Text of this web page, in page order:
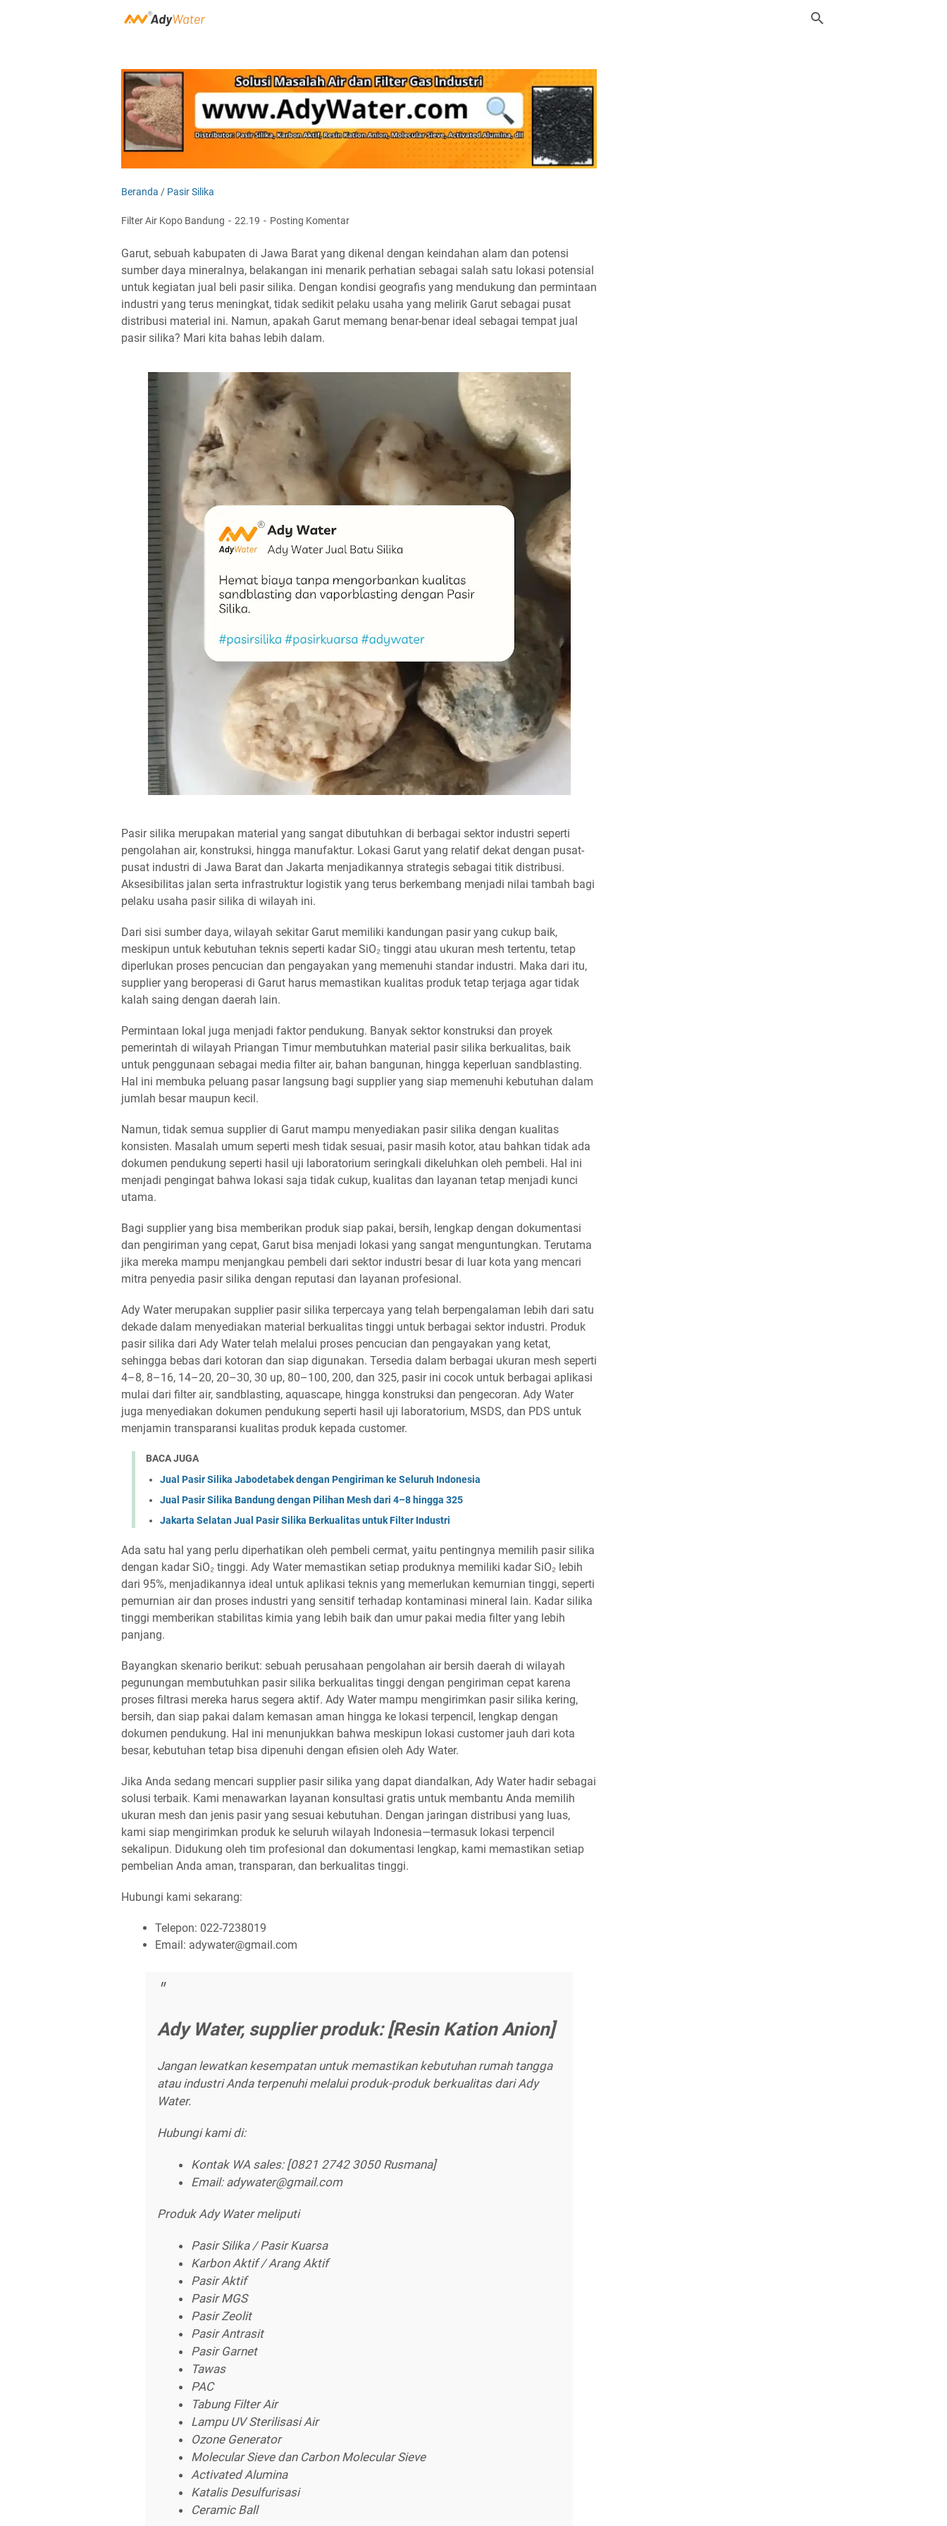
Beranda / Pasir Silika
Filter Air Kopo Bandung 22.19 Posting Komentar
Garut, sebuah kabupaten di Jawa Barat yang dikenal dengan keindahan alam dan potensi
sumber daya mineralnya, belakangan ini menarik perhatian sebagai salah satu lokasi potensial
untuk kegiatan jual beli pasir silika. Dengan kondisi geografis yang mendukung dan permintaan
industri yang terus meningkat, tidak sedikit pelaku usaha yang melirik Garut sebagai pusat
distribusi material ini. Namun, apakah Garut memang benar-benar ideal sebagai tempat jual
pasir silika? Mari kita bahas lebih dalam.
Pasir silika merupakan material yang sangat dibutuhkan di berbagai sektor industri seperti
pengolahan air, konstruksi, hingga manufaktur. Lokasi Garut yang relatif dekat dengan pusat-
pusat industri di Jawa Barat dan Jakarta menjadikannya strategis sebagai titik distribusi.
Aksesibilitas jalan serta infrastruktur logistik yang terus berkembang menjadi nilai tambah bagi
pelaku usaha pasir silika di wilayah ini.
Dari sisi sumber daya, wilayah sekitar Garut memiliki kandungan pasir yang cukup baik,
meskipun untuk kebutuhan teknis seperti kadar SiO₂ tinggi atau ukuran mesh tertentu, tetap
diperlukan proses pencucian dan pengayakan yang memenuhi standar industri. Maka dari itu,
supplier yang beroperasi di Garut harus memastikan kualitas produk tetap terjaga agar tidak
kalah saing dengan daerah lain.
Permintaan lokal juga menjadi faktor pendukung. Banyak sektor konstruksi dan proyek
pemerintah di wilayah Priangan Timur membutuhkan material pasir silika berkualitas, baik
untuk penggunaan sebagai media filter air, bahan bangunan, hingga keperluan sandblasting.
Hal ini membuka peluang pasar langsung bagi supplier yang siap memenuhi kebutuhan dalam
jumlah besar maupun kecil.
Namun, tidak semua supplier di Garut mampu menyediakan pasir silika dengan kualitas
konsisten. Masalah umum seperti mesh tidak sesuai, pasir masih kotor, atau bahkan tidak ada
dokumen pendukung seperti hasil uji laboratorium seringkali dikeluhkan oleh pembeli. Hal ini
menjadi pengingat bahwa lokasi saja tidak cukup, kualitas dan layanan tetap menjadi kunci
utama.
Bagi supplier yang bisa memberikan produk siap pakai, bersih, lengkap dengan dokumentasi
dan pengiriman yang cepat, Garut bisa menjadi lokasi yang sangat menguntungkan. Terutama
jika mereka mampu menjangkau pembeli dari sektor industri besar di luar kota yang mencari
mitra penyedia pasir silika dengan reputasi dan layanan profesional.
Ady Water merupakan supplier pasir silika terpercaya yang telah berpengalaman lebih dari satu
dekade dalam menyediakan material berkualitas tinggi untuk berbagai sektor industri. Produk
pasir silika dari Ady Water telah melalui proses pencucian dan pengayakan yang ketat,
sehingga bebas dari kotoran dan siap digunakan. Tersedia dalam berbagai ukuran mesh seperti
4–8, 8–16, 14–20, 20–30, 30 up, 80–100, 200, dan 325, pasir ini cocok untuk berbagai aplikasi
mulai dari filter air, sandblasting, aquascape, hingga konstruksi dan pengecoran. Ady Water
juga menyediakan dokumen pendukung seperti hasil uji laboratorium, MSDS, dan PDS untuk
menjamin transparansi kualitas produk kepada customer.
BACA JUGA
Jual Pasir Silika Jabodetabek dengan Pengiriman ke Seluruh Indonesia
Jual Pasir Silika Bandung dengan Pilihan Mesh dari 4–8 hingga 325
Jakarta Selatan Jual Pasir Silika Berkualitas untuk Filter Industri
Ada satu hal yang perlu diperhatikan oleh pembeli cermat, yaitu pentingnya memilih pasir silika
dengan kadar SiO₂ tinggi. Ady Water memastikan setiap produknya memiliki kadar SiO₂ lebih
dari 95%, menjadikannya ideal untuk aplikasi teknis yang memerlukan kemurnian tinggi, seperti
pemurnian air dan proses industri yang sensitif terhadap kontaminasi mineral lain. Kadar silika
tinggi memberikan stabilitas kimia yang lebih baik dan umur pakai media filter yang lebih
panjang.
Bayangkan skenario berikut: sebuah perusahaan pengolahan air bersih daerah di wilayah
pegunungan membutuhkan pasir silika berkualitas tinggi dengan pengiriman cepat karena
proses filtrasi mereka harus segera aktif. Ady Water mampu mengirimkan pasir silika kering,
bersih, dan siap pakai dalam kemasan aman hingga ke lokasi terpencil, lengkap dengan
dokumen pendukung. Hal ini menunjukkan bahwa meskipun lokasi customer jauh dari kota
besar, kebutuhan tetap bisa dipenuhi dengan efisien oleh Ady Water.
Jika Anda sedang mencari supplier pasir silika yang dapat diandalkan, Ady Water hadir sebagai
solusi terbaik. Kami menawarkan layanan konsultasi gratis untuk membantu Anda memilih
ukuran mesh dan jenis pasir yang sesuai kebutuhan. Dengan jaringan distribusi yang luas,
kami siap mengirimkan produk ke seluruh wilayah Indonesia—termasuk lokasi terpencil
sekalipun. Didukung oleh tim profesional dan dokumentasi lengkap, kami memastikan setiap
pembelian Anda aman, transparan, dan berkualitas tinggi.
Hubungi kami sekarang:
Telepon: 022-7238019
Email: adywater@gmail.com
Ady Water, supplier produk: [Resin Kation Anion]
Jangan lewatkan kesempatan untuk memastikan kebutuhan rumah tangga
atau industri Anda terpenuhi melalui produk-produk berkualitas dari Ady
Water.
Hubungi kami di:
Kontak WA sales: [0821 2742 3050 Rusmana]
Email: adywater@gmail.com
Produk Ady Water meliputi
Pasir Silika / Pasir Kuarsa
Karbon Aktif / Arang Aktif
Pasir Aktif
Pasir MGS
Pasir Zeolit
Pasir Antrasit
Pasir Garnet
Tawas
PAC
Tabung Filter Air
Lampu UV Sterilisasi Air
Ozone Generator
Molecular Sieve dan Carbon Molecular Sieve
Activated Alumina
Katalis Desulfurisasi
Ceramic Ball